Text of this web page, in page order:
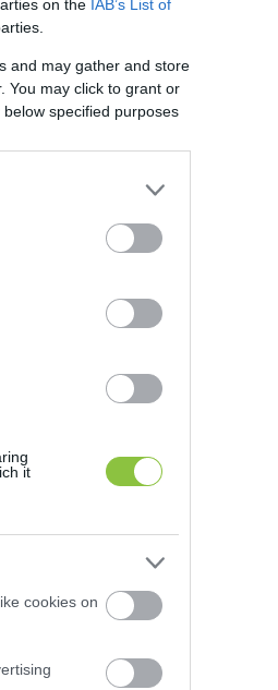
on the IAB’s List of
and may gather and store
You may click to grant or
specified purposes
it
cookies on
lehet erre
egy testvére, akit szintén
szűk családot is, meg
nagyon érdekessé vált,
„Hogy van a lányod?”.
úgy válaszoltam, hogy
álláspontot kialakítani
ahogyan ő szeretné. Az
A legjobb barátnőjének
elhozzuk abból az
nagyon nem
végén egyszerre
hogy inkább elébe megyek
elő, vagy harcolja ki
a gyerek nevében,
sokat kellett krízist
Nekem
témában kell minél
a téma